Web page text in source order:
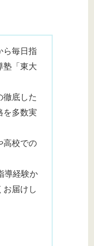
ら毎日指
塾「東大
徹底した
を多数実
高校での
導経験か
お届けし